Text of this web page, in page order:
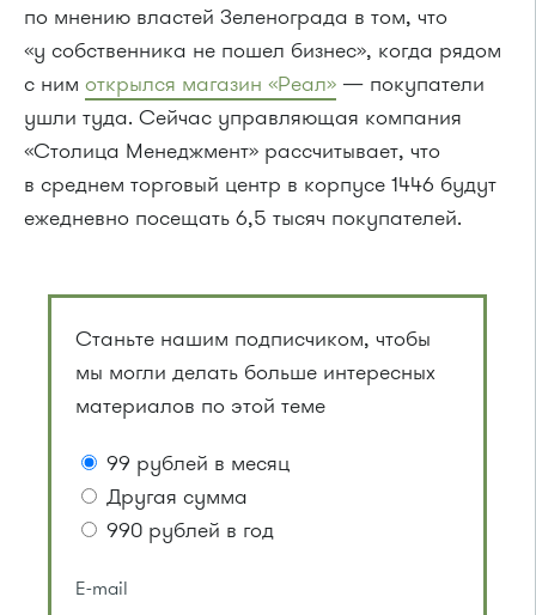
по мнению властей Зеленограда в том, что
«у собственника не пошел бизнес», когда рядом
с ним открылся магазин «Реал» — покупатели
ушли туда. Сейчас управляющая компания
«Столица Менеджмент» рассчитывает, что
в среднем торговый центр в корпусе 1446 будут
ежедневно посещать 6,5 тысяч покупателей.
Станьте нашим подписчиком, чтобы
мы могли делать больше интересных
материалов по этой теме
99 рублей в месяц
Другая сумма
990 рублей в год
E-mail